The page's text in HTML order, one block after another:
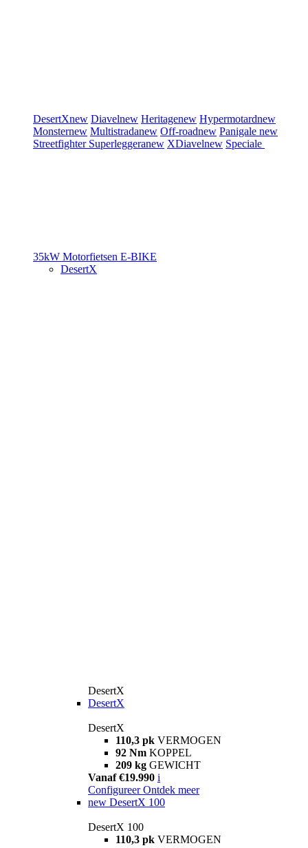
DesertXnew Diavelnew Heritagenew Hypermotardnew
Monsternew Multistradanew Off-roadnew Panigale new
Streetfighter Superleggeranew XDiavelnew Speciale
35kW Motorfietsen E-BIKE
DesertX
DesertX
DesertX
DesertX
110,3 pk VERMOGEN
92 Nm KOPPEL
209 kg GEWICHT
Vanaf €19.990 i
Configureer Ontdek meer
new DesertX 100
DesertX 100
110,3 pk VERMOGEN